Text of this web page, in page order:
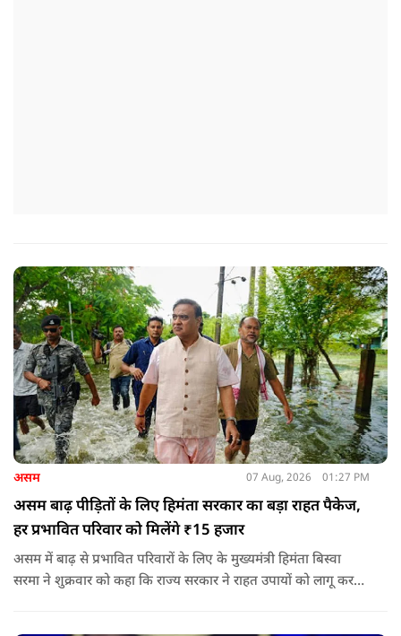
असम 07 Aug, 2026 01:27 PM
असम बाढ़ पीड़ितों के लिए हिमंता सरकार का बड़ा राहत पैकेज,
हर प्रभावित परिवार को मिलेंगे ₹15 हजार
असम में बाढ़ से प्रभावित परिवारों के लिए के मुख्यमंत्री हिमंता बिस्वा
सरमा ने शुक्रवार को कहा कि राज्य सरकार ने राहत उपायों को लागू करना